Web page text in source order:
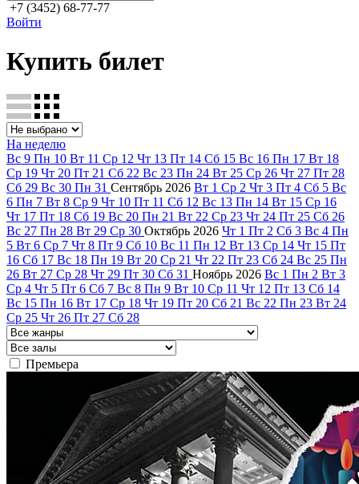
+7 (3452) 68-77-77
Войти
Купить билет
На неделю
Вс 9 Пн 10 Вт 11 Ср 12 Чт 13 Пт 14 Сб 15 Вс 16 Пн 17 Вт 18
Ср 19 Чт 20 Пт 21 Сб 22 Вс 23 Пн 24 Вт 25 Ср 26 Чт 27 Пт 28
Сб 29 Вс 30 Пн 31 Сентябрь 2026 Вт 1 Ср 2 Чт 3 Пт 4 Сб 5 Вс
6 Пн 7 Вт 8 Ср 9 Чт 10 Пт 11 Сб 12 Вс 13 Пн 14 Вт 15 Ср 16
Чт 17 Пт 18 Сб 19 Вс 20 Пн 21 Вт 22 Ср 23 Чт 24 Пт 25 Сб 26
Вс 27 Пн 28 Вт 29 Ср 30 Октябрь 2026 Чт 1 Пт 2 Сб 3 Вс 4 Пн
5 Вт 6 Ср 7 Чт 8 Пт 9 Сб 10 Вс 11 Пн 12 Вт 13 Ср 14 Чт 15 Пт
16 Сб 17 Вс 18 Пн 19 Вт 20 Ср 21 Чт 22 Пт 23 Сб 24 Вс 25 Пн
26 Вт 27 Ср 28 Чт 29 Пт 30 Сб 31 Ноябрь 2026 Вс 1 Пн 2 Вт 3
Ср 4 Чт 5 Пт 6 Сб 7 Вс 8 Пн 9 Вт 10 Ср 11 Чт 12 Пт 13 Сб 14
Вс 15 Пн 16 Вт 17 Ср 18 Чт 19 Пт 20 Сб 21 Вс 22 Пн 23 Вт 24
Ср 25 Чт 26 Пт 27 Сб 28
Премьера